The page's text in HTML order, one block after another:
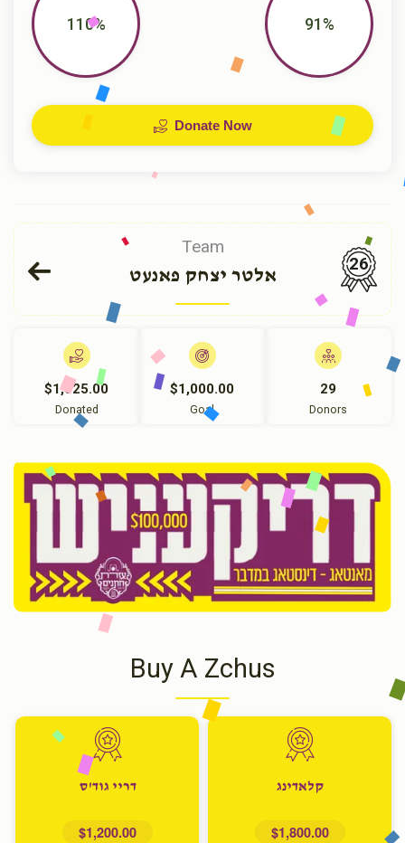
91%
110%
Donate Now
Team
אלטר יצחק פאנעט
26
$1,025.00
Donated
$1,000.00
Goal
29
Donors
Buy A Zchus
קלאדינג
$1,800.00
דריי גוד'ס
$1,200.00